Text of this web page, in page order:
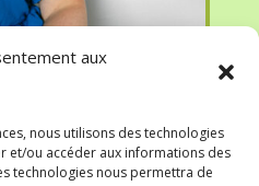
aux
nous utilisons des technologies
et/ou accéder aux informations des
technologies nous permettra de